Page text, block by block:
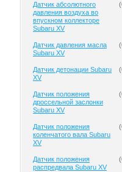
Датчик абсолютного
давления воздуха во
впускном коллекторе
Subaru XV
(
Датчик давления масла
Subaru XV
(
Датчик детонации Subaru
XV
(
Датчик положения
дроссельной заслонки
Subaru XV
(
Датчик положения
коленчатого вала Subaru
XV
(
Датчик положения
распредвала Subaru XV
(